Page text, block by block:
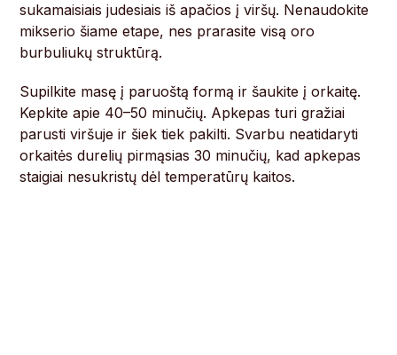
sukamaisiais judesiais iš apačios į viršų. Nenaudokite
mikserio šiame etape, nes prarasite visą oro
burbuliukų struktūrą.
Supilkite masę į paruoštą formą ir šaukite į orkaitę.
Kepkite apie 40–50 minučių. Apkepas turi gražiai
parusti viršuje ir šiek tiek pakilti. Svarbu neatidaryti
orkaitės durelių pirmąsias 30 minučių, kad apkepas
staigiai nesukristų dėl temperatūrų kaitos.